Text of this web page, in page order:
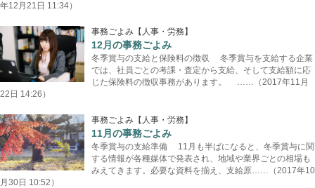
年12月21日 11:34）
事務ごよみ【人事・労務】
12月の事務ごよみ
冬季賞与の支給と保険料の徴収 冬季賞与を支給する企業
では、社員ごとの考課・査定から支給、そして支給額に応
じた保険料の徴収事務があります。 ……（2017年11月
22日 14:26）
事務ごよみ【人事・労務】
11月の事務ごよみ
冬季賞与の支給準備 11月も半ばになると、冬季賞与に関
する情報が各種媒体で発表され、地域や業界ごとの相場も
みえてきます。必要な資料を揃え、支給原……（2017年10
月30日 10:52）